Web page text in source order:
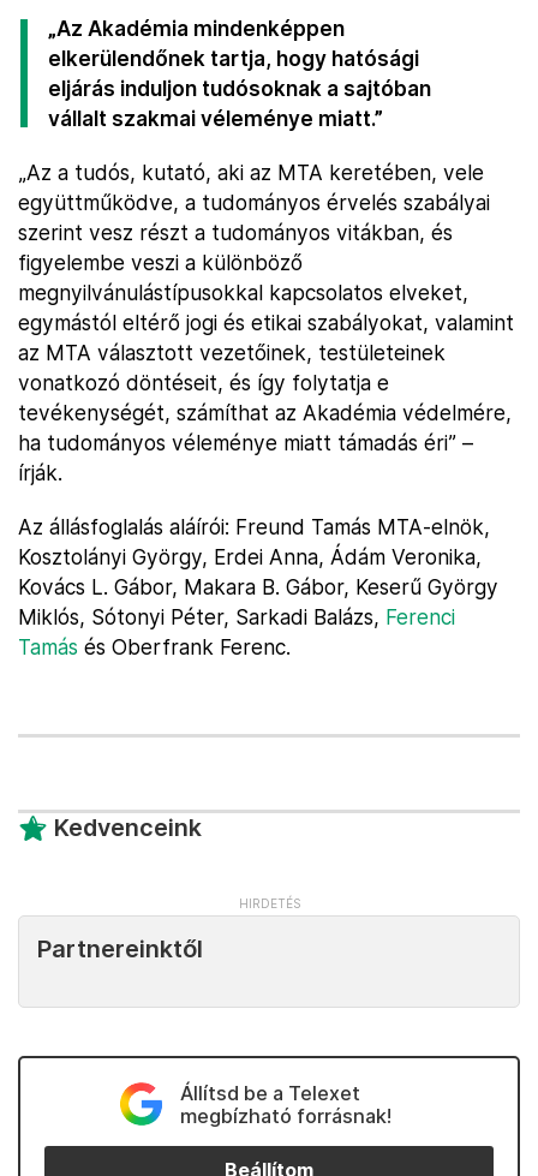
„Az Akadémia mindenképpen
elkerülendőnek tartja, hogy hatósági
eljárás induljon tudósoknak a sajtóban
vállalt szakmai véleménye miatt.”
„Az a tudós, kutató, aki az MTA keretében, vele
együttműködve, a tudományos érvelés szabályai
szerint vesz részt a tudományos vitákban, és
figyelembe veszi a különböző
megnyilvánulástípusokkal kapcsolatos elveket,
egymástól eltérő jogi és etikai szabályokat, valamint
az MTA választott vezetőinek, testületeinek
vonatkozó döntéseit, és így folytatja e
tevékenységét, számíthat az Akadémia védelmére,
ha tudományos véleménye miatt támadás éri” –
írják.
Az állásfoglalás aláírói: Freund Tamás MTA-elnök,
Kosztolányi György, Erdei Anna, Ádám Veronika,
Kovács L. Gábor, Makara B. Gábor, Keserű György
Miklós, Sótonyi Péter, Sarkadi Balázs, Ferenci
Tamás és Oberfrank Ferenc.
Kedvenceink
Partnereinktől
Állítsd be a Telexet
megbízható forrásnak!
Beállítom